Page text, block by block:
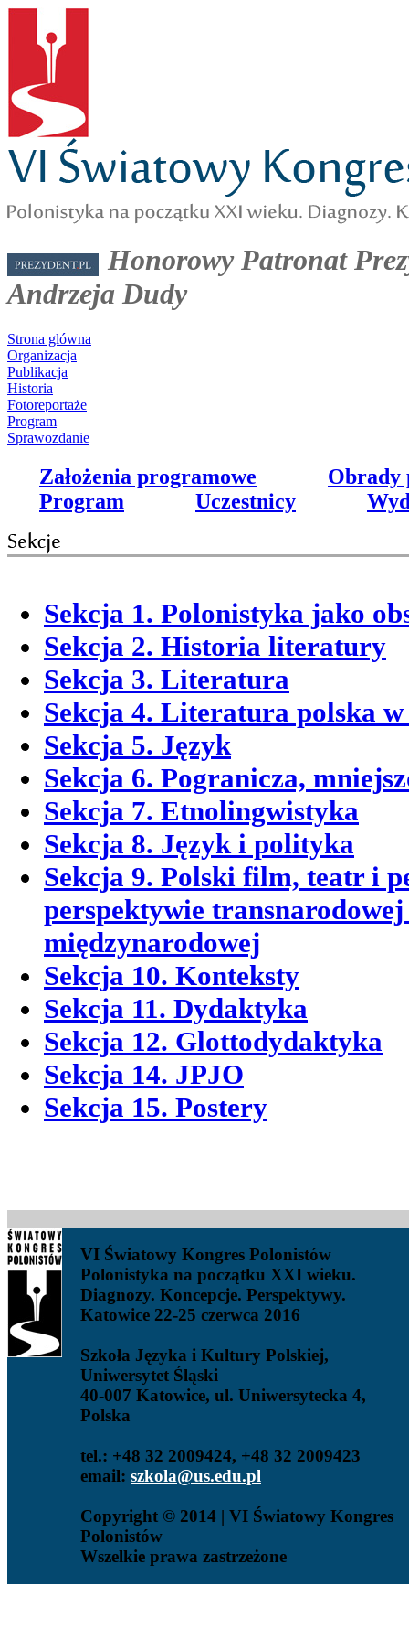
Honorowy Patronat
Andrzeja Dudy
Strona glówna
Organizacja
Publikacja
Historia
Fotoreportaże
Program
Sprawozdanie
Założenia programowe
Obrady
Program
Uczestnicy
Sekcja 1. Polonistyka jako
Sekcja 2. Historia literatury
Sekcja 3. Literatura
Sekcja 4. Literatura polska w
Sekcja 5. Język
Sekcja 6. Pogranicza,
Sekcja 7. Etnolingwistyka
Sekcja 8. Język i polityka
Sekcja 9. Polski film, teatr i
perspektywie
międzynarodowej
Sekcja 10. Konteksty
Sekcja 11. Dydaktyka
Sekcja 12. Glottodydaktyka
Sekcja 14. JPJO
Sekcja 15. Postery
VI Światowy Kongres Polonistów
Polonistyka na początku XXI wieku.
Diagnozy. Koncepcje. Perspektywy.
Katowice 22-25 czerwca 2016
Szkoła Języka i Kultury Polskiej,
Uniwersytet Śląski
40-007 Katowice, ul. Uniwersytecka 4,
Polska
tel.: +48 32 2009424, +48 32 2009423
email: szkola@us.edu.pl
Copyright © 2014 | VI Światowy Kongres
Polonistów
Wszelkie prawa zastrzeżone